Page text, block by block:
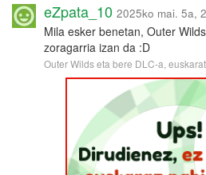
eZpata_10 2025ko mai. 5a,
Mila esker benetan, Outer
zoragarria izan da :D
Outer Wilds eta bere DLC-a,